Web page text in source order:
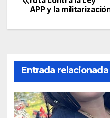
de
APP y la militarización
Entrada relacionada